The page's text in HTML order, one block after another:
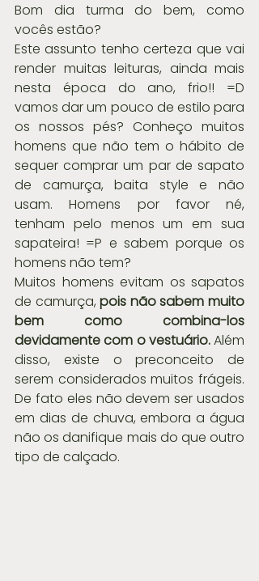
Bom dia turma do bem, como
vocês estão?
Este assunto tenho certeza que vai
render muitas leituras, ainda mais
nesta época do ano, frio!! =D
vamos dar um pouco de estilo para
os nossos pés? Conheço muitos
homens que não tem o hábito de
sequer comprar um par de sapato
de camurça, baita style e não
usam. Homens por favor né,
tenham pelo menos um em sua
sapateira! =P e sabem porque os
homens não tem?
Muitos homens evitam os sapatos
de camurça, pois não sabem muito
bem como combina-los
devidamente com o vestuário. Além
disso, existe o preconceito de
serem considerados muitos frágeis.
De fato eles não devem ser usados
em dias de chuva, embora a água
não os danifique mais do que outro
tipo de calçado.